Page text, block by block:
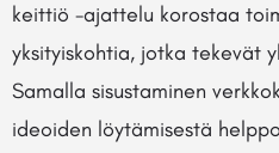
keittiö -ajattelu korostaa
yksityiskohtia, jotka tekevät
Samalla sisustaminen
ideoiden löytämisestä